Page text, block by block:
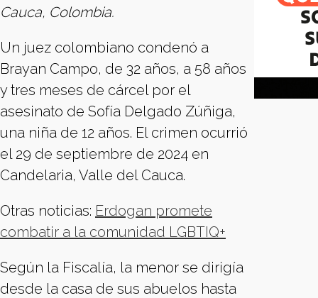
Cauca, Colombia.
Un juez colombiano condenó a
Brayan Campo, de 32 años, a 58 años
y tres meses de cárcel por el
asesinato de Sofía Delgado Zúñiga,
una niña de 12 años. El crimen ocurrió
el 29 de septiembre de 2024 en
Candelaria, Valle del Cauca.
Otras noticias: Erdogan promete
combatir a la comunidad LGBTIQ+
Según la Fiscalía, la menor se dirigía
desde la casa de sus abuelos hasta